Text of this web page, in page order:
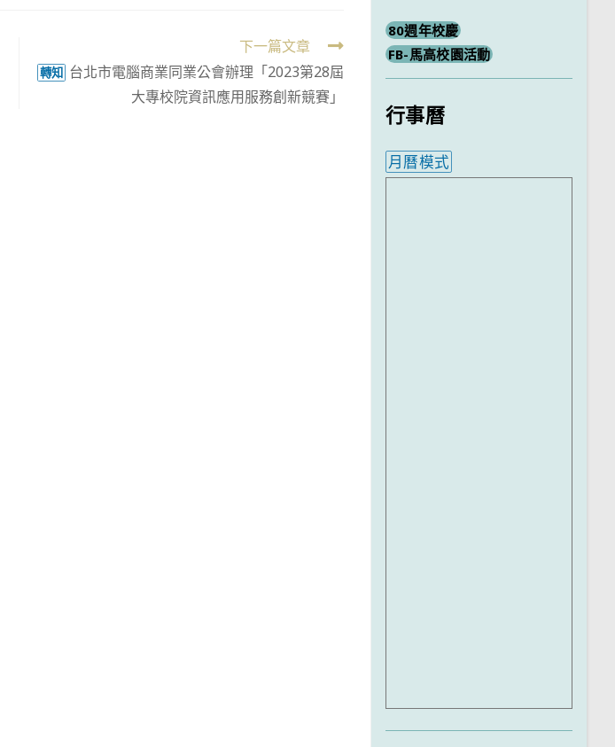
下一篇文章
轉知 台北市電腦商業同業公會辦理「2023第28屆
大專校院資訊應用服務創新競賽」
80週年校慶
FB-馬高校園活動
行事曆
月曆模式